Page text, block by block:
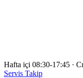
Hafta içi 08:30-17:45 ·
Servis Takip